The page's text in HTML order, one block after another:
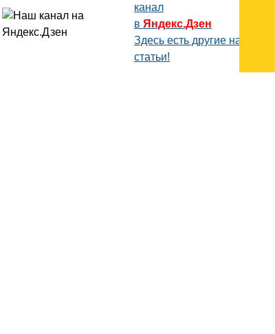
канал
в Яндекс.Дзен
Здесь есть другие наши
статьи!